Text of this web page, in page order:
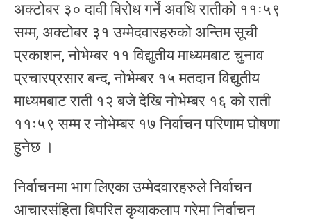
अक्टोबर ३० दावी बिरोध गर्ने अवधि रातीको ११ः५९
सम्म, अक्टोबर ३१ उम्मेदवारहरुको अन्तिम सूची
प्रकाशन, नोभेम्बर ११ विद्युतीय माध्यमबाट चुनाव
प्रचारप्रसार बन्द, नोभेम्बर १५ मतदान विद्युतीय
माध्यमबाट राती १२ बजे देखि नोभेम्बर १६ को राती
११ः५९ सम्म र नोभेम्बर १७ निर्वाचन परिणाम घोषणा
हुनेछ ।
निर्वाचनमा भाग लिएका उम्मेदवारहरुले निर्वाचन
आचारसंहिता बिपरित कृयाकलाप गरेमा निर्वाचन